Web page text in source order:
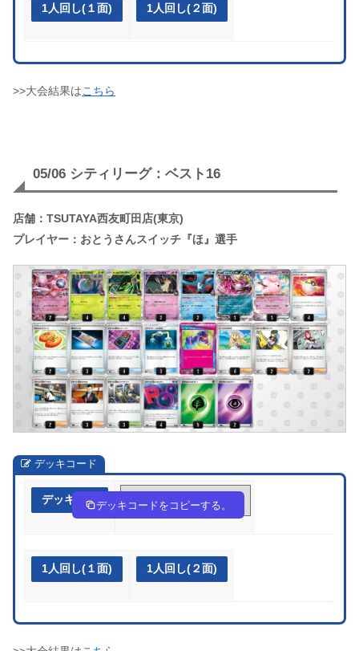
1人回し(１面) 1人回し(２面)
>>大会結果はこちら
05/06 シティリーグ：ベスト16
店舗：TSUTAYA西友町田店(東京)
プレイヤー：おとうさんスイッチ『ほ』選手
デッキコード
デッキ作成 FVFv5F-NxnWRR-fFkbkw
デッキコードをコピーする。
1人回し(１面) 1人回し(２面)